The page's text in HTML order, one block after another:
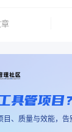
具管项目
、质量与效能，告